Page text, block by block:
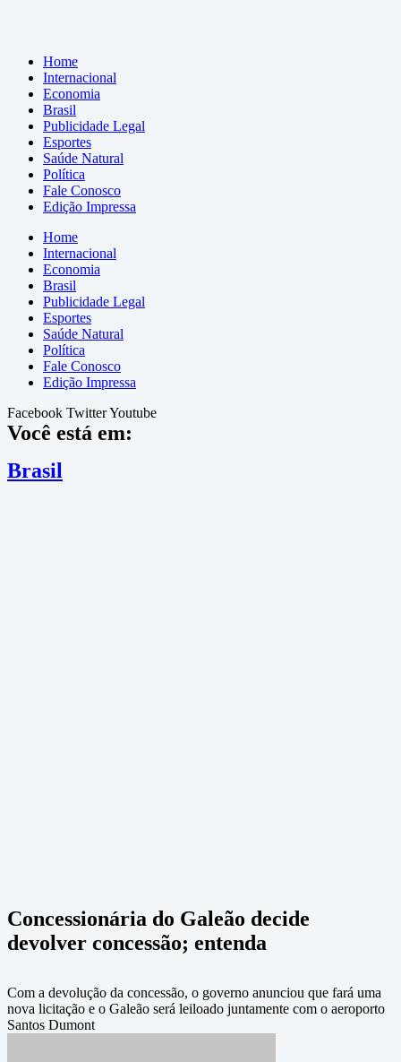
Home
Internacional
Economia
Brasil
Publicidade Legal
Esportes
Saúde Natural
Política
Fale Conosco
Edição Impressa
Home
Internacional
Economia
Brasil
Publicidade Legal
Esportes
Saúde Natural
Política
Fale Conosco
Edição Impressa
Facebook TwitterYoutube
Você está em:
Brasil
Concessionária do Galeão decide
devolver concessão; entenda
Com a devolução da concessão, o governo anunciou que fará uma
nova licitação e o Galeão será leiloado juntamente com o aeroporto
Santos Dumont